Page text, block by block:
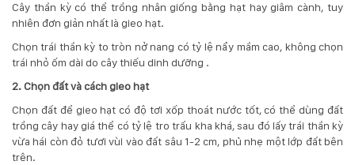
Cây thần kỳ có thể trồng nhân giống bằng hạt hay giâm cành, tuy
nhiên đơn giản nhất là gieo hạt.
Chọn trái thần kỳ to tròn nở nang có tỷ lệ nẩy mầm cao, không chọn
trái nhỏ ốm dài do cây thiếu dinh dưỡng .
2. Chọn đất và cách gieo hạt
Chọn đất để gieo hạt có độ tơi xốp thoát nước tốt, có thể dùng đất
trồng cây hay giá thể có tỷ lệ tro trấu kha khá, sau đó lấy trái thần kỳ
vừa hái còn đỏ tươi vùi vào đất sâu 1-2 cm, phủ nhẹ một lớp đất bên
trên.